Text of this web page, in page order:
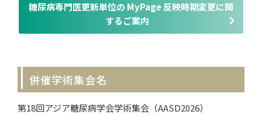
糖尿病専門医更新単位の MyPage 反映時期変更に関
するご案内
併催学術集会名
第18回アジア糖尿病学会学術集会（AASD2026）